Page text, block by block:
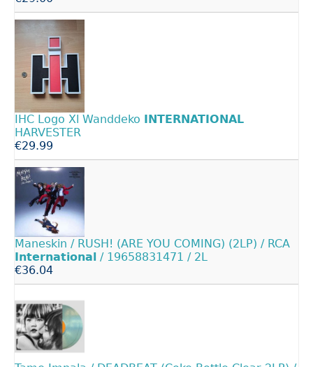
IHC Logo Xl Wanddeko INTERNATIONAL
HARVESTER
€29.99
Maneskin / RUSH! (ARE YOU COMING) (2LP) / RCA
International / 19658831471 / 2L
€36.04